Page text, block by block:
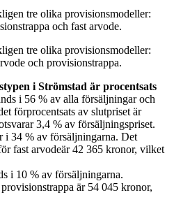
tre olika provisionsmodeller:
och fast arvode.
tre olika provisionsmodeller:
och provisionstrappa.
i Strömstad är procentsats
i 56 % av alla försäljningar och
förprocentsats av slutpriset är
3,4 % av försäljningspriset.
i 34 % av försäljningarna. Det
fast arvodeär 42 365 kronor, vilket
i 10 % av försäljningarna.
provisionstrappa är 54 045 kronor,